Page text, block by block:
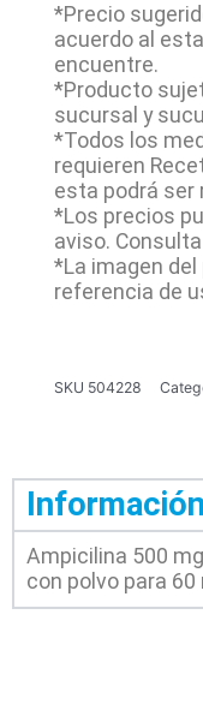
*Precio
acuerdo al
encuentre.
*Producto
sucursal y
*Todos los
requieren
esta podrá ser
*Los precios
aviso.
*La imagen
referencia de
SKU 504228
Ampicilina 500
con polvo para 60